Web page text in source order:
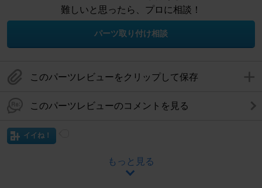
難しいと思ったら、プロに相談！
パーツ取り付け相談
このパーツレビューをクリップして保存
このパーツレビューのコメントを見る
イイね！
もっと見る